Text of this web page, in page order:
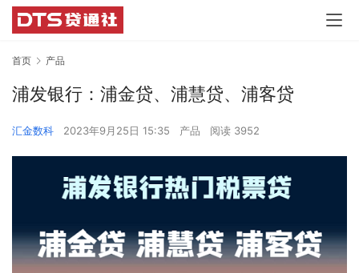
首页 产品
浦发银行：浦金贷、浦慧贷、浦客贷
汇金数科 2023年9月25日 15:35 产品 阅读 3952